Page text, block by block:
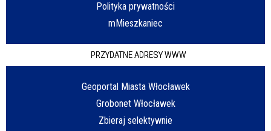
Polityka prywatności
mMieszkaniec
PRZYDATNE ADRESY WWW
Geoportal Miasta Włocławek
Grobonet Włocławek
Zbieraj selektywnie